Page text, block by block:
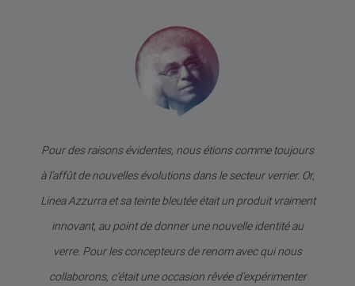
Pour des raisons évidentes, nous étions comme toujours
à l’affût de nouvelles évolutions dans le secteur verrier. Or,
Linea Azzurra et sa teinte bleutée était un produit vraiment
innovant, au point de donner une nouvelle identité au
verre. Pour les concepteurs de renom avec qui nous
collaborons, c’était une occasion rêvée d’expérimenter